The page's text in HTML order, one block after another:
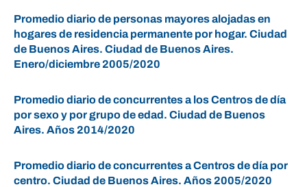
Promedio diario de personas mayores alojadas en
hogares de residencia permanente por hogar. Ciudad
de Buenos Aires. Ciudad de Buenos Aires.
Enero/diciembre 2005/2020
Promedio diario de concurrentes a los Centros de día
por sexo y por grupo de edad. Ciudad de Buenos
Aires. Años 2014/2020
Promedio diario de concurrentes a Centros de día por
centro. Ciudad de Buenos Aires. Años 2005/2020